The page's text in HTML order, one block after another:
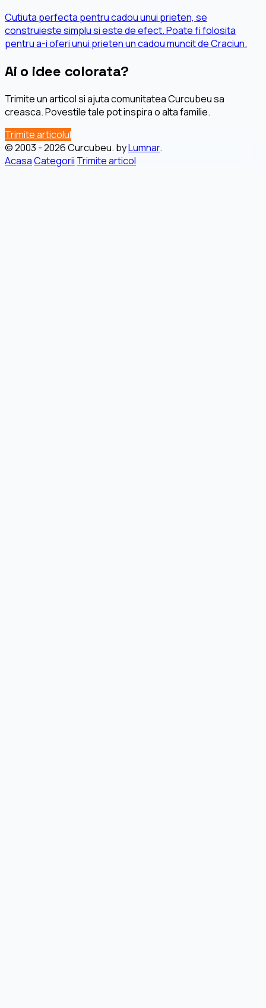
Cutiuta perfecta pentru cadou unui prieten, se
construieste simplu si este de efect. Poate fi folosita
pentru a-i oferi unui prieten un cadou muncit de Craciun.
Ai o idee colorata?
Trimite un articol si ajuta comunitatea Curcubeu sa
creasca. Povestile tale pot inspira o alta familie.
Trimite articolul
© 2003 - 2026 Curcubeu. byLumnar.
AcasaCategorii Trimite articol